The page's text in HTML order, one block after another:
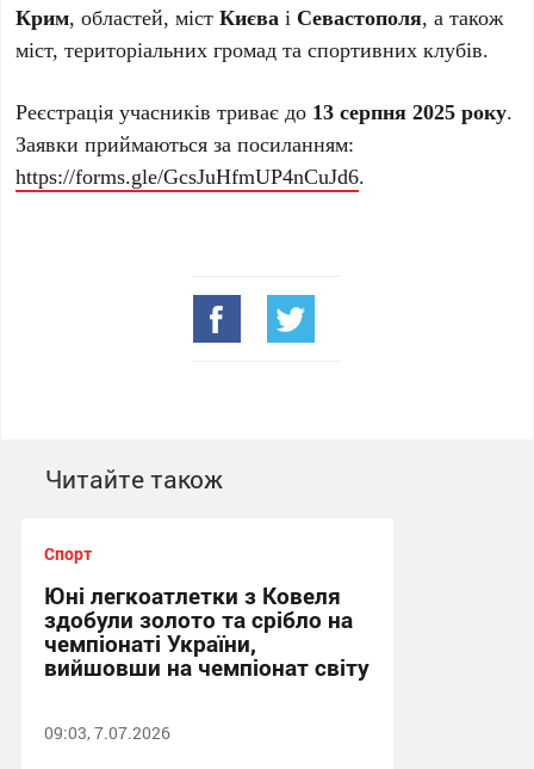
Крим, областей, містКиєва і Севастополя, а також
міст, територіальних громад та спортивних клубів.
Реєстрація учасників триває до 13 серпня 2025 року.
Заявки приймаються за посиланням:
https://forms.gle/GcsJuHfmUP4nCuJd6.
Читайте також
Спорт
Юні легкоатлетки з Ковеля
здобули золото та срібло на
чемпіонаті України,
вийшовши на чемпіонат світу
09:03, 7.07.2026